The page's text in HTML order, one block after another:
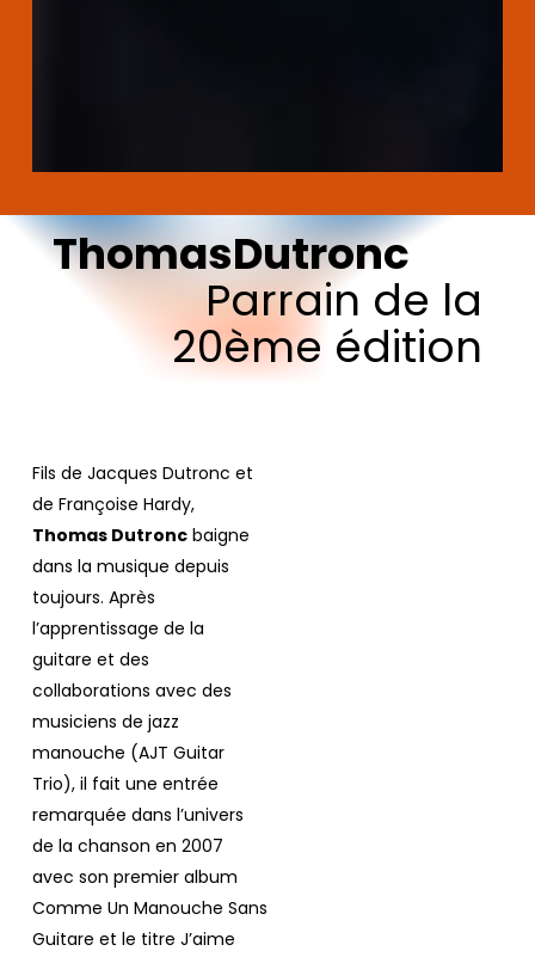
ThomasDutronc
Parrain de la
20ème édition
Fils de Jacques Dutronc et
de Françoise Hardy,
Thomas Dutroncbaigne
dans la musique depuis
toujours. Après
l’apprentissage de la
guitare et des
collaborations avec des
musiciens de jazz
manouche (AJT Guitar
Trio), il fait une entrée
remarquée dans l’univers
de la chanson en 2007
avec son premier album
Comme Un Manouche Sans
Guitare et le titre J’aime